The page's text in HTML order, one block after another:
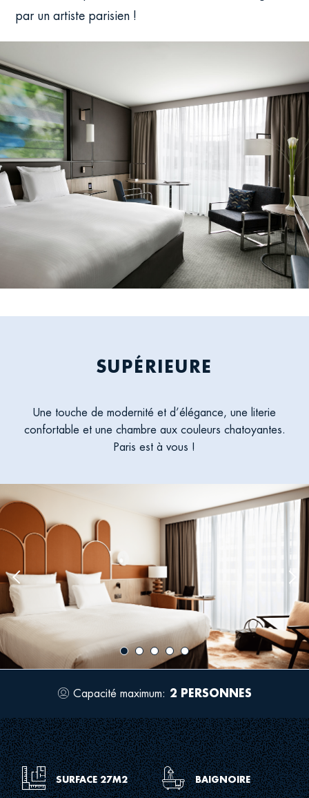
par un artiste parisien !
SUPÉRIEURE
Une touche de modernité et d’élégance, une literie
confortable et une chambre aux couleurs chatoyantes.
Paris est à vous !
Previous
Icon
for
occupancy
Capacité maximum: 2 PERSONNES
Icon
for
SURFACE 27M2
Icon
for
BAIGNOIRE